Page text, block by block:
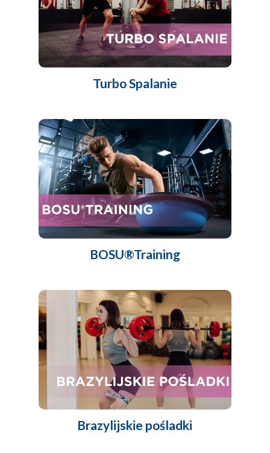
Turbo Spalanie
BOSU®Training
Brazylijskie pośladki